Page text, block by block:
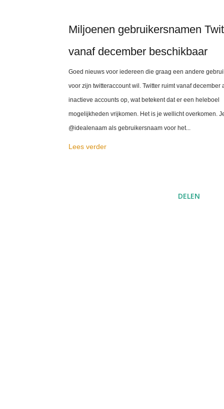
Miljoenen gebruikersnamen
vanaf december beschikbaar
Goed nieuws voor iedereen die graag een andere
voor zijn twitteraccount wil. Twitter ruimt vanaf december
inactieve accounts op, wat betekent dat er een heleboel
mogelijkheden vrijkomen. Het is je wellicht overkomen.
@idealenaam als gebruikersnaam voor het...
Lees verder
DELEN